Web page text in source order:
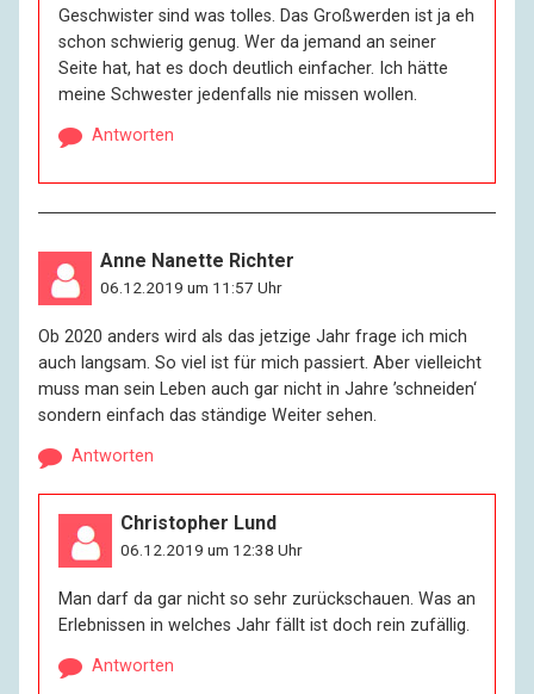
Geschwister sind was tolles. Das Großwerden ist ja eh
schon schwierig genug. Wer da jemand an seiner
Seite hat, hat es doch deutlich einfacher. Ich hätte
meine Schwester jedenfalls nie missen wollen.
Antworten
Anne Nanette Richter
06.12.2019 um 11:57 Uhr
Ob 2020 anders wird als das jetzige Jahr frage ich mich
auch langsam. So viel ist für mich passiert. Aber vielleicht
muss man sein Leben auch gar nicht in Jahre ’schneiden‘
sondern einfach das ständige Weiter sehen.
Antworten
Christopher Lund
06.12.2019 um 12:38 Uhr
Man darf da gar nicht so sehr zurückschauen. Was an
Erlebnissen in welches Jahr fällt ist doch rein zufällig.
Antworten